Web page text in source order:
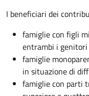
I beneficiari dei
famiglie con figli
entrambi i genitori
famiglie
in situazione di
famiglie con parti